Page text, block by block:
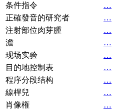
条件指令
…
正確發音的研究者
…
注射部位肉芽腫
…
澹
…
现场实验
…
目的地控制表
…
程序分段结构
…
線桿兒
…
肖像権
…